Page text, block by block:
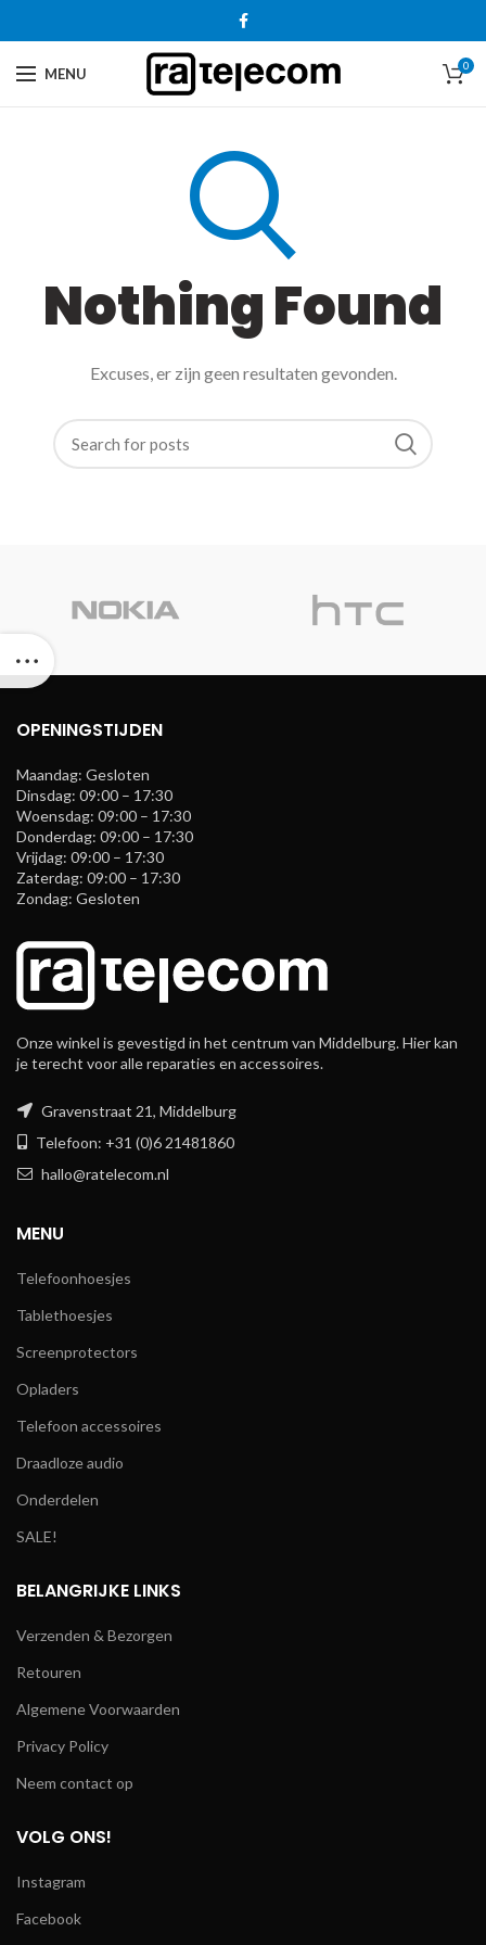
MENU 0
Nothing Found
Excuses, er zijn geen resultaten gevonden.
OPENINGSTIJDEN
Maandag: Gesloten
Dinsdag: 09:00 – 17:30
Woensdag: 09:00 – 17:30
Donderdag: 09:00 – 17:30
Vrijdag: 09:00 – 17:30
Zaterdag: 09:00 – 17:30
Zondag: Gesloten
Onze winkel is gevestigd in het centrum van Middelburg. Hier kan
je terecht voor alle reparaties en accessoires.
Gravenstraat 21, Middelburg
Telefoon: +31 (0)6 21481860
hallo@ratelecom.nl
MENU
Telefoonhoesjes
Tablethoesjes
Screenprotectors
Opladers
Telefoon accessoires
Draadloze audio
Onderdelen
SALE!
BELANGRIJKE LINKS
Verzenden & Bezorgen
Retouren
Algemene Voorwaarden
Privacy Policy
Neem contact op
VOLG ONS!
Instagram
Facebook